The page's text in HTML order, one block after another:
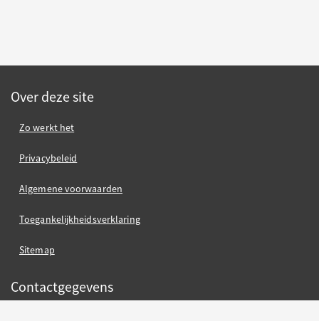
Over deze site
Zo werkt het
Privacybeleid
Algemene voorwaarden
Toegankelijkheidsverklaring
Sitemap
Contactgegevens